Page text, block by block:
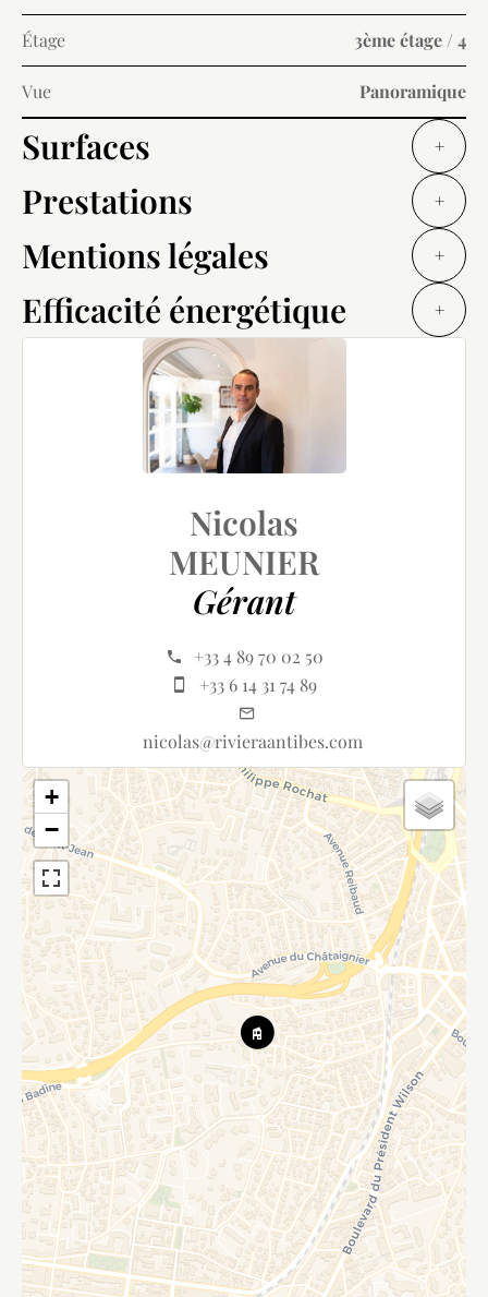
Étage 3ème étage / 4
Vue Panoramique
Surfaces +
Prestations +
Mentions légales +
Efficacité énergétique +
Nicolas
MEUNIER
Gérant
+33 4 89 70 02 50
+33 6 14 31 74 89
nicolas@rivieraantibes.com
+
−